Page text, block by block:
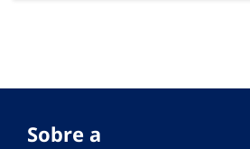
Sobre a